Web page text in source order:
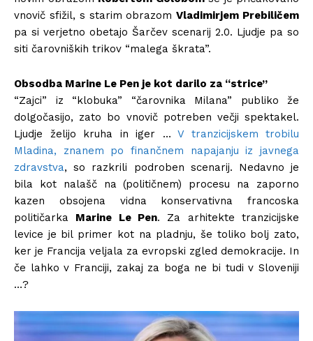
vnovič sfižil, s starim obrazomVladimirjem Prebiličem
pa si verjetno obetajo Šarčev scenarij 2.0. Ljudje pa so
siti čarovniških trikov “malega škrata”.
Obsodba Marine Le Pen je kot darilo za “strice”
“Zajci” iz “klobuka” “čarovnika Milana” publiko že
dolgočasijo, zato bo vnovič potreben večji spektakel.
Ljudje želijo kruha in iger … V tranzicijskem trobilu
Mladina, znanem po finančnem napajanju iz javnega
zdravstva, so razkrili podroben scenarij. Nedavno je
bila kot nalašč na (političnem) procesu na zaporno
kazen obsojena vidna konservativna francoska
političarka Marine Le Pen. Za arhitekte tranzicijske
levice je bil primer kot na pladnju, še toliko bolj zato,
ker je Francija veljala za evropski zgled demokracije. In
če lahko v Franciji, zakaj za boga ne bi tudi v Sloveniji
…?